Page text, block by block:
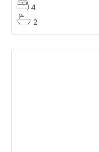
4
2